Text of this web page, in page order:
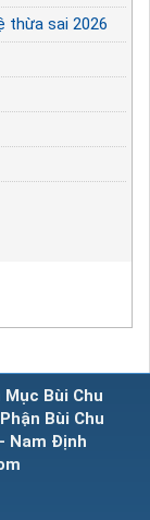
thừa sai 2026
Bùi Chu
Bùi Chu
Nam Định